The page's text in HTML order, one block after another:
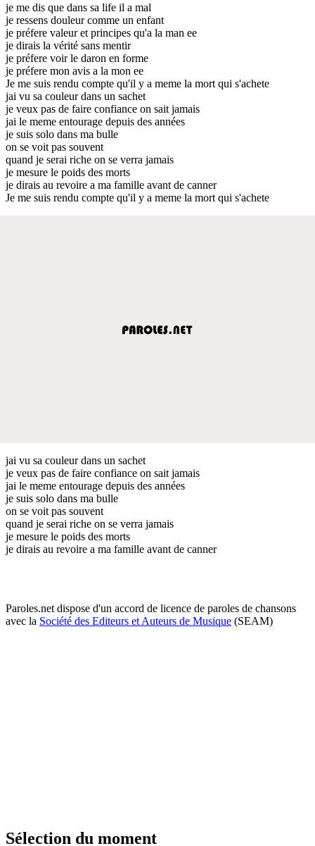
je me dis que dans sa life il a mal
je ressens douleur comme un enfant
je préfere valeur et principes qu'a la man ee
je dirais la vérité sans mentir
je préfere voir le daron en forme
je préfere mon avis a la mon ee
Je me suis rendu compte qu'il y a meme la mort qui s'achete
jai vu sa couleur dans un sachet
je veux pas de faire confiance on sait jamais
jai le meme entourage depuis des années
je suis solo dans ma bulle
on se voit pas souvent
quand je serai riche on se verra jamais
je mesure le poids des morts
je dirais au revoire a ma famille avant de canner
Je me suis rendu compte qu'il y a meme la mort qui s'achete
jai vu sa couleur dans un sachet
je veux pas de faire confiance on sait jamais
jai le meme entourage depuis des années
je suis solo dans ma bulle
on se voit pas souvent
quand je serai riche on se verra jamais
je mesure le poids des morts
je dirais au revoire a ma famille avant de canner
Paroles.net dispose d'un accord de licence de paroles de chansons
avec la Société des Editeurs et Auteurs de Musique (SEAM)
Sélection du moment